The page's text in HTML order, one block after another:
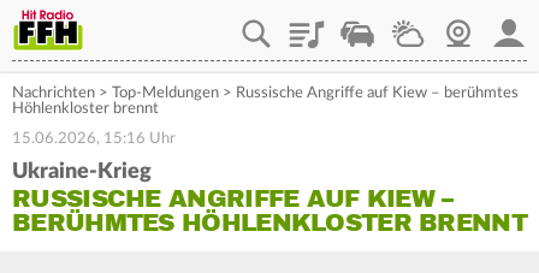
PlaylistStaupilotWetterWebcam
Nachrichten > Top-Meldungen > Russische Angriffe auf Kiew – berühmtes
Höhlenkloster brennt
15.06.2026, 15:16 Uhr
Ukraine-Krieg
RUSSISCHE ANGRIFFE AUF KIEW –
BERÜHMTES HÖHLENKLOSTER BRENNT